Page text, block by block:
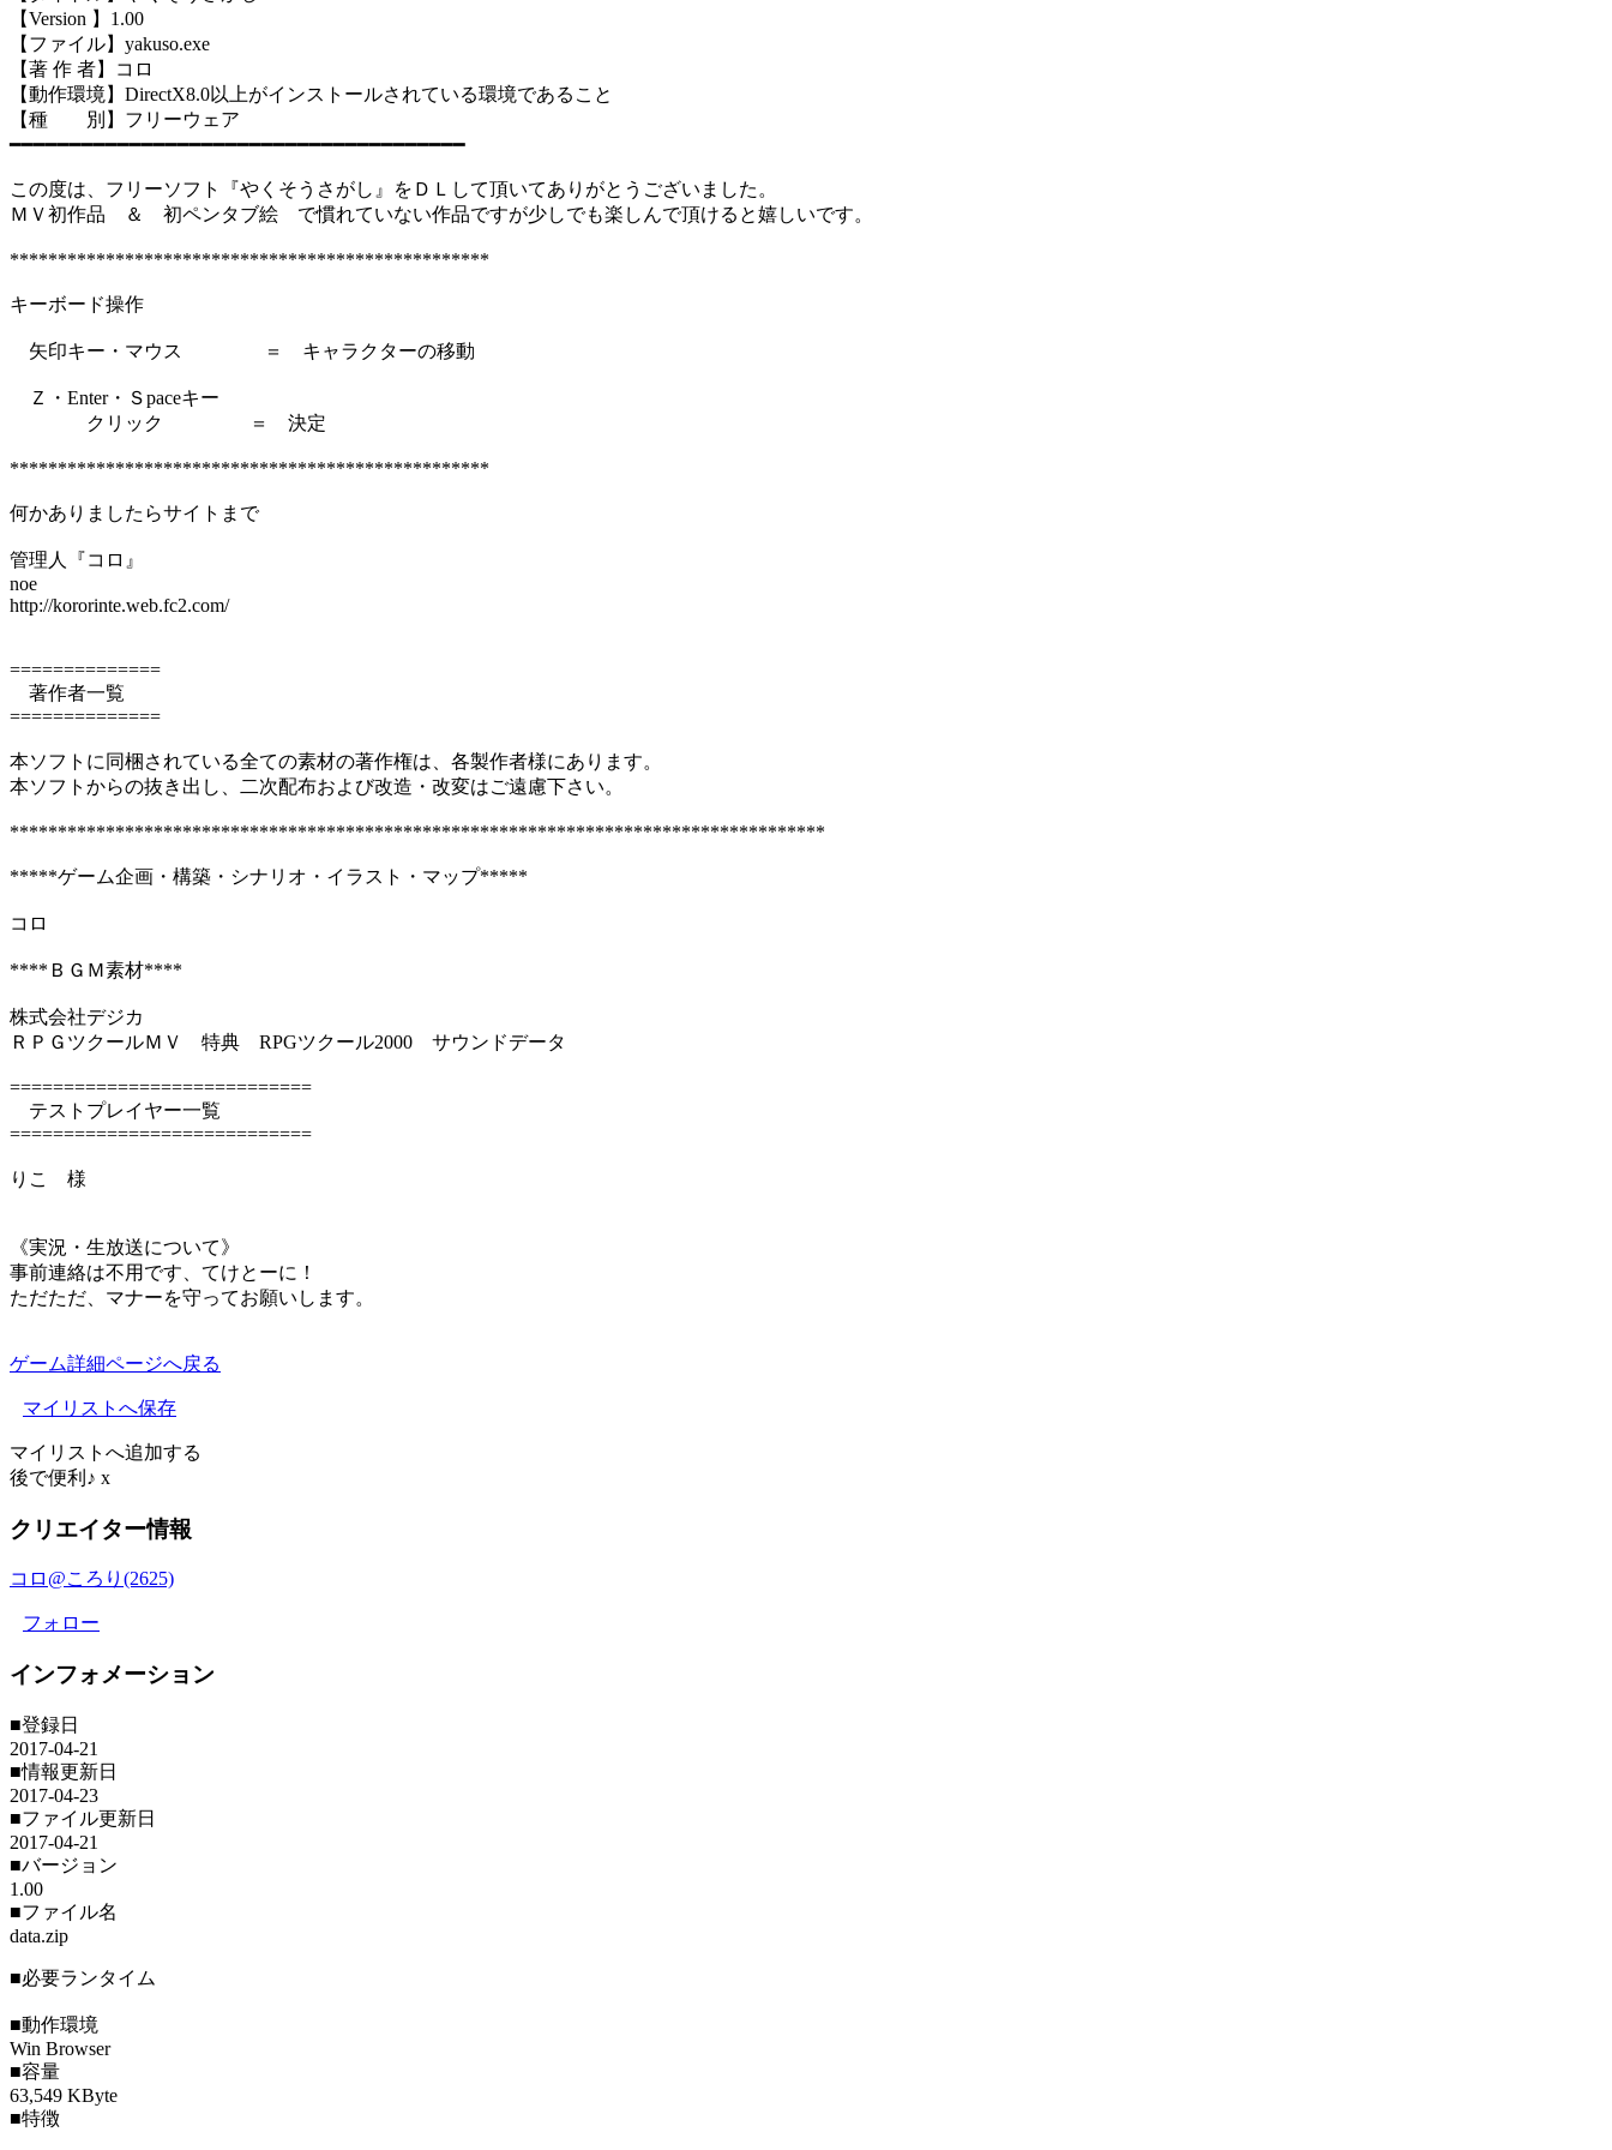
【Version 】1.00
【ファイル】yakuso.exe
【著 作 者】コロ
【動作環境】DirectX8.0以上がインストールされている環境であること
【種 別】フリーウェア
━━━━━━━━━━━━━━━━━━━━━━━━━━━━━━━━━━━━━━
この度は、フリーソフト『やくそうさがし』をＤＬして頂いてありがとうございました。
ＭＶ初作品 ＆ 初ペンタブ絵 で慣れていない作品ですが少しでも楽しんで頂けると嬉しいです。
**************************************************
キーボード操作
矢印キー・マウス ＝ キャラクターの移動
Ｚ・Enter・Ｓpaceキー
クリック ＝ 決定
**************************************************
何かありましたらサイトまで
管理人『コロ』
noe
http://kororinte.web.fc2.com/
==============
著作者一覧
==============
本ソフトに同梱されている全ての素材の著作権は、各製作者様にあります。
本ソフトからの抜き出し、二次配布および改造・改変はご遠慮下さい。
*************************************************************************************
*****ゲーム企画・構築・シナリオ・イラスト・マップ*****
コロ
****ＢＧＭ素材****
株式会社デジカ
ＲＰＧツクールＭＶ 特典 RPGツクール2000 サウンドデータ
============================
テストプレイヤー一覧
============================
りこ 様
《実況・生放送について》
事前連絡は不用です、てけとーに！
ただただ、マナーを守ってお願いします。
ゲーム詳細ページへ戻る
マイリストへ保存
マイリストへ追加する
後で便利♪ x
クリエイター情報
コロ@ころり(2625)
フォロー
インフォメーション
■登録日
2017-04-21
■情報更新日
2017-04-23
■ファイル更新日
2017-04-21
■バージョン
1.00
■ファイル名
data.zip
■必要ランタイム
■動作環境
Win Browser
■容量
63,549 KByte
■特徴